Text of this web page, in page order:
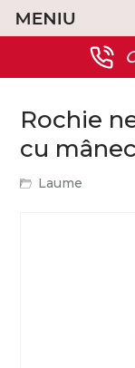
Rochie
cu
Laume